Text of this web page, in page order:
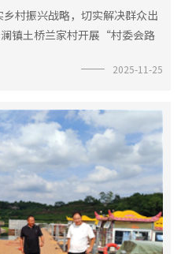
村振兴战略，切实解决群众出
镇土桥兰家村开展“村委会路
委会路面，有效改善村民出行
2025-11-25